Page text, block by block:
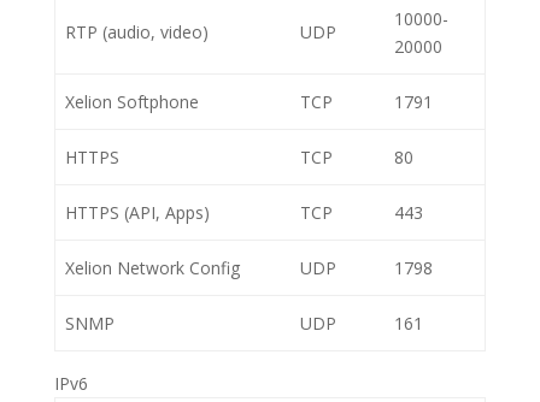
RTP (audio, video) UDP
10000-
20000
Xelion Softphone TCP 1791
HTTPS TCP 80
HTTPS (API, Apps) TCP 443
Xelion Network Config UDP 1798
SNMP UDP 161
IPv6